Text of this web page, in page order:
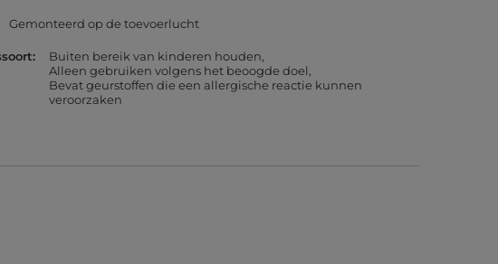
Gemonteerd op de toevoerlucht
Buiten bereik van kinderen houden
Alleen gebruiken volgens het beoogde doel
Bevat geurstoffen die een allergische reactie kunnen
veroorzaken